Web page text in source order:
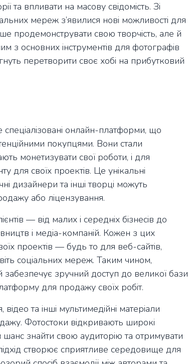
та впливати на масову свідомість. Зі
мереж з’явилися нові можливості для
продемонструвати свою творчість, але й
з основних інструментів для фотографів
перетворити своє хобі на прибутковий
онлайн-платформи, що
покупцями. Вони стали
монетизувати свої роботи, і для
для своїх проектів. Це унікальні
дизайнери та інші творці можуть
або ліцензування.
— від малих і середніх бізнесів до
і медіа-компаній. Кожен з цих
проектів — будь то для веб-сайтів,
соціальних мереж. Таким чином,
зручний доступ до великої бази
для продажу своїх робіт.
та інші мультимедійні матеріали
Фотостоки відкривають широкі
шанс знайти свою аудиторію та отримувати
створює сприятливе середовище для